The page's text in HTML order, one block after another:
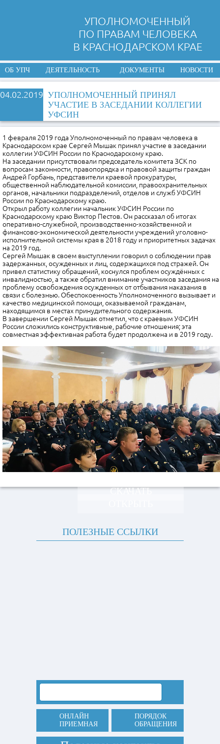
УПОЛНОМОЧЕННЫЙ
ПО ПРАВАМ ЧЕЛОВЕКА
В КРАСНОДАРСКОМ КРАЕ
ОБ УПЧ ДЕЯТЕЛЬНОСТЬ ДОКУМЕНТЫ НОВОСТИ
04.02.2019 УПОЛНОМОЧЕННЫЙ ПРИНЯЛ
УЧАСТИЕ В ЗАСЕДАНИИ КОЛЛЕГИИ
УФСИН
1 февраля 2019 года Уполномоченный по правам человека в
Краснодарском крае Сергей Мышак принял участие в заседании
коллегии УФСИН России по Краснодарскому краю.
На заседании присутствовали председатель комитета ЗСК по
вопросам законности, правопорядка и правовой защиты граждан
Андрей Горбань, представители краевой прокуратуры,
общественной наблюдательной комиссии, правоохранительных
органов, начальники подразделений, отделов и служб УФСИН
России по Краснодарскому краю.
Открыл работу коллегии начальник УФСИН России по
Краснодарскому краю Виктор Пестов. Он рассказал об итогах
оперативно-служебной, производственно-хозяйственной и
финансово-экономической деятельности учреждений уголовно-
исполнительной системы края в 2018 году и приоритетных задачах
на 2019 год.
Сергей Мышак в своем выступлении говорил о соблюдении прав
задержанных, осужденных и лиц, содержащихся под стражей. Он
привел статистику обращений, коснулся проблем осуждённых с
инвалидностью, а также обратил внимание участников заседания на
проблему освобождения осужденных от отбывания наказания в
связи с болезнью. Обеспокоенность Уполномоченного вызывает и
качество медицинской помощи, оказываемой гражданам,
находящимся в местах принудительного содержания.
В завершении Сергей Мышак отметил, что с краевым УФСИН
России сложились конструктивные, рабочие отношения; эта
совместная эффективная работа будет продолжена и в 2019 году.
СКАЧАТЬ
ПОЛЕЗНЫЕ ССЫЛКИ
ОНЛАЙН
ПРИЕМНАЯ
ПОРЯДОК
ОБРАЩЕНИЯ